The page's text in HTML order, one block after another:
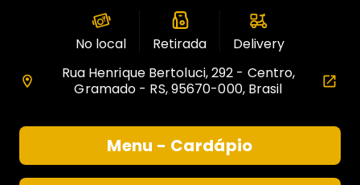
No local Retirada
Delivery
Rua Henrique Bertoluci, 292 - Centro,
Gramado - RS, 95670-000, Brasil
Menu - Cardápio